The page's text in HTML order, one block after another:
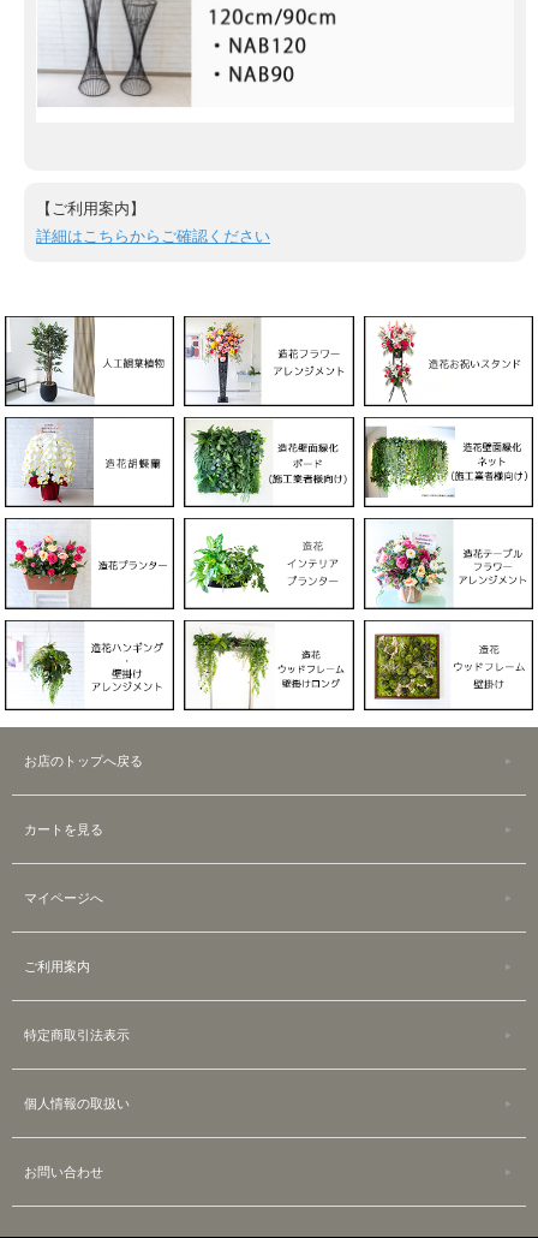
【ご利用案内】
詳細はこちらからご確認ください
お店のトップへ戻る
カートを見る
マイページへ
ご利用案内
特定商取引法表示
個人情報の取扱い
お問い合わせ